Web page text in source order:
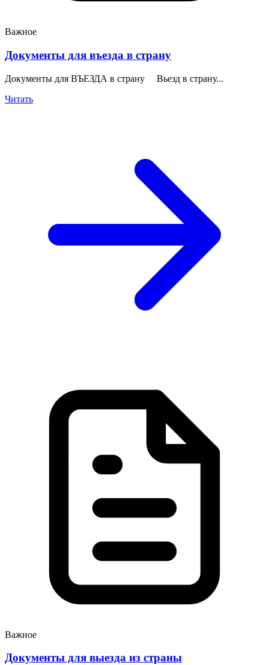
Важное
Документы для въезда в страну
Документы для ВЪЕЗДА в страну Вьезд в страну...
Читать
Важное
Документы для выезда из страны